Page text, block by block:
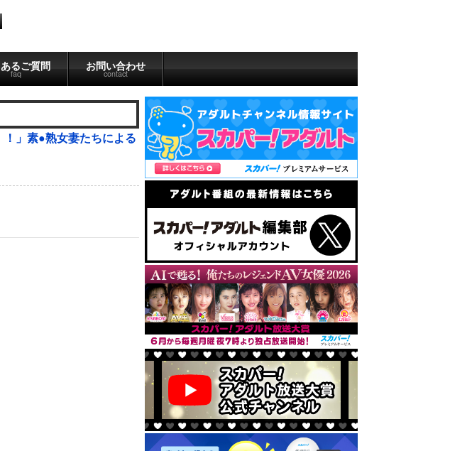
るご質問
faq
お問い合わせ
contact
！」素●熟女妻たちによる